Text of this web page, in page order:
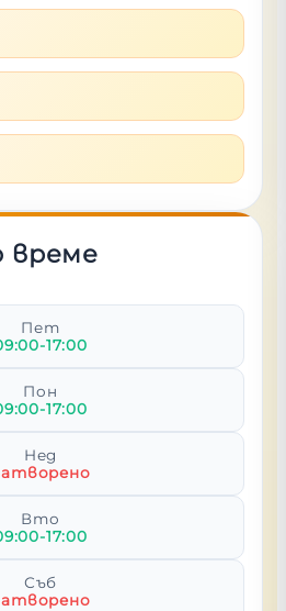
време
Пет
17:00
Пон
17:00
Нед
Вто
17:00
Съб